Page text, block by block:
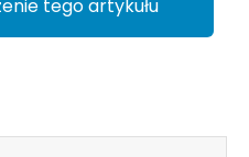
tego artykułu